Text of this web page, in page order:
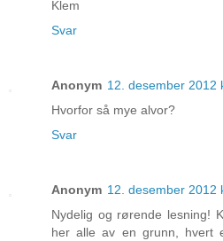
Klem
Svar
Anonym 12. desember 2012
Hvorfor så mye alvor?
Svar
Anonym 12. desember 2012
Nydelig og rørende lesning!
her alle av en grunn, hvert